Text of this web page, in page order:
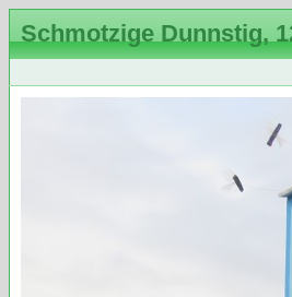
Schmotzige Dunnstig,